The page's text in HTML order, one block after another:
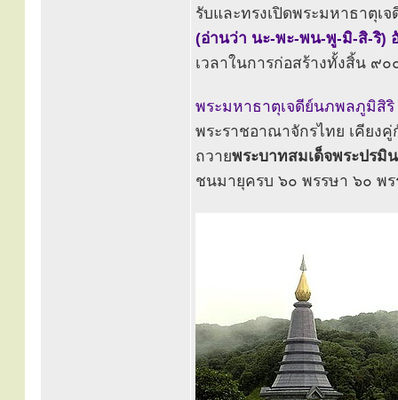
รับและทรงเปิดพระมหาธาตุเ
(อ่านว่า นะ-พะ-พน-พู-มิ-สิ-ริ)
เวลาในการก่อสร้างทั้งสิ้น ๙
พระมหาธาตุเจดีย์นภพลภูมิสิริ
พระราชอาณาจักรไทย เคียง
ถวายพระบาทสมเด็จพระปร
ชนมายุครบ ๖๐ พรรษา ๖๐ พ